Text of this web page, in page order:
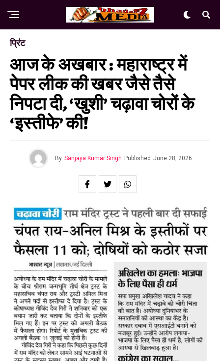
प्रिंट
आज के अखबार : महाराष्ट्र में
पेपर लीक की खबर जैसे तैसे
निपटा दी, ‘खुशी’ चढ़ावा चोरों के
‘इस्तीफे’ की!
By Sanjaya Kumar Singh Published June 28, 2026